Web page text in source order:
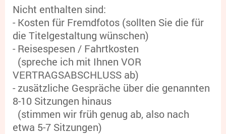
Nicht enthalten sind:
- Kosten für Fremdfotos (sollten Sie die für
die Titelgestaltung wünschen)
- Reisespesen / Fahrtkosten
(spreche ich mit Ihnen VOR
VERTRAGSABSCHLUSS ab)
- zusätzliche Gespräche über die genannten
8-10 Sitzungen hinaus
(stimmen wir früh genug ab, also nach
etwa 5-7 Sitzungen)